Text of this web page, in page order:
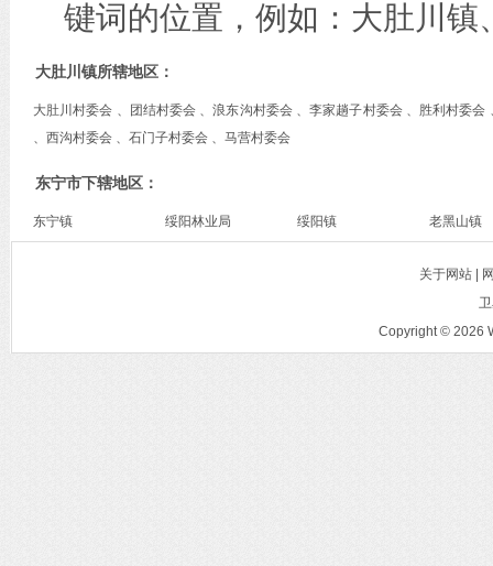
键词的位置，例如：大肚川
大肚川镇所辖地区：
大肚川村委会 、团结村委会 、浪东沟村委会 、李家趟子村委会 、胜利村委
、西沟村委会 、石门子村委会 、马营村委会
东宁市下辖地区：
东宁镇 绥阳林业局 绥阳镇 老黑山镇
关于网站 |
Copyright © 2026